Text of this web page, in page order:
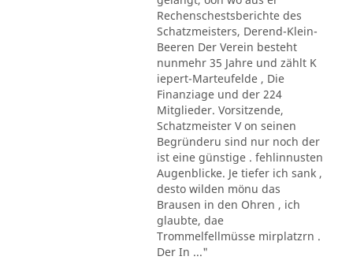
Rechenschestsberichte des
Schatzmeisters, Derend-Klein-
Beeren Der Verein besteht
nunmehr 35 Jahre und zählt K
iepert-Marteufelde , Die
Finanziage und der 224
Mitglieder. Vorsitzende,
Schatzmeister V on seinen
Begründeru sind nur noch der
ist eine günstige . fehlinnusten
Augenblicke. Je tiefer ich sank ,
desto wilden mönu das
Brausen in den Ohren , ich
glaubte, dae
Trommelfellmüsse mirplatzrn .
Der In ..."